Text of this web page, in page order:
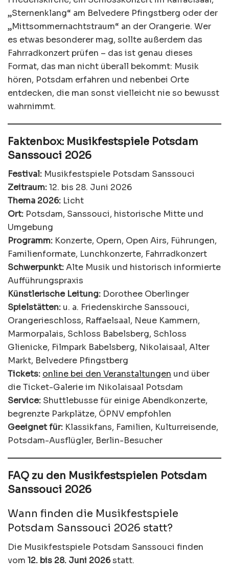
„Sternenklang“ am Belvedere Pfingstberg oder der
„Mittsommernachtstraum“ an der Orangerie. Wer
es etwas besonderer mag, sollte außerdem das
Fahrradkonzert prüfen – das ist genau dieses
Format, das man nicht überall bekommt: Musik
hören, Potsdam erfahren und nebenbei Orte
entdecken, die man sonst vielleicht nie so bewusst
wahrnimmt.
Faktenbox: Musikfestspiele Potsdam
Sanssouci 2026
Festival: Musikfestspiele Potsdam Sanssouci
Zeitraum:12. bis 28. Juni 2026
Thema 2026: Licht
Ort: Potsdam, Sanssouci, historische Mitte und
Umgebung
Programm: Konzerte, Opern, Open Airs, Führungen,
Familienformate, Lunchkonzerte, Fahrradkonzert
Schwerpunkt:Alte Musik und historisch informierte
Aufführungspraxis
Künstlerische Leitung: Dorothee Oberlinger
Spielstätten: u. a. Friedenskirche Sanssouci,
Orangerieschloss, Raffaelsaal, Neue Kammern,
Marmorpalais, Schloss Babelsberg, Schloss
Glienicke, Filmpark Babelsberg, Nikolaisaal, Alter
Markt, Belvedere Pfingstberg
Tickets: online bei den Veranstaltungen und über
die Ticket-Galerie im Nikolaisaal Potsdam
Service: Shuttlebusse für einige Abendkonzerte,
begrenzte Parkplätze, ÖPNV empfohlen
Geeignet für: Klassikfans, Familien, Kulturreisende,
Potsdam-Ausflügler, Berlin-Besucher
FAQ zu den Musikfestspielen Potsdam
Sanssouci 2026
Wann finden die Musikfestspiele
Potsdam Sanssouci 2026 statt?
Die Musikfestspiele Potsdam Sanssouci finden
vom 12. bis 28. Juni 2026statt.